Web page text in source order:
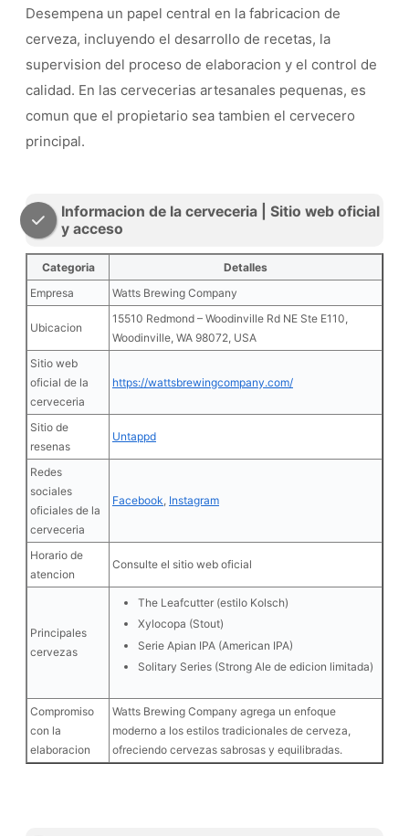
Desempena un papel central en la fabricacion de
cerveza, incluyendo el desarrollo de recetas, la
supervision del proceso de elaboracion y el control de
calidad. En las cervecerias artesanales pequenas, es
comun que el propietario sea tambien el cervecero
principal.
Informacion de la cerveceria | Sitio web oficial
y acceso
Categoria
Detalles
Empresa
Watts Brewing Company
Ubicacion
15510 Redmond – Woodinville Rd NE Ste E110,
Woodinville, WA 98072, USA
Sitio web
oficial de la
cerveceria
https://wattsbrewingcompany.com/
Sitio de
resenas
Untappd
Redes
sociales
oficiales de la
cerveceria
Facebook, Instagram
Horario de
atencion
Consulte el sitio web oficial
Principales
cervezas
The Leafcutter (estilo Kolsch)
Xylocopa (Stout)
Serie Apian IPA (American IPA)
Solitary Series (Strong Ale de edicion limitada)
Compromiso
con la
elaboracion
Watts Brewing Company agrega un enfoque
moderno a los estilos tradicionales de cerveza,
ofreciendo cervezas sabrosas y equilibradas.